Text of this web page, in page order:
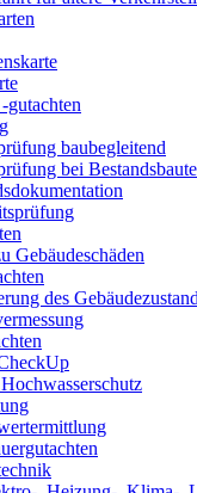
baubegleitend
bei
Gebäudeschäden
des